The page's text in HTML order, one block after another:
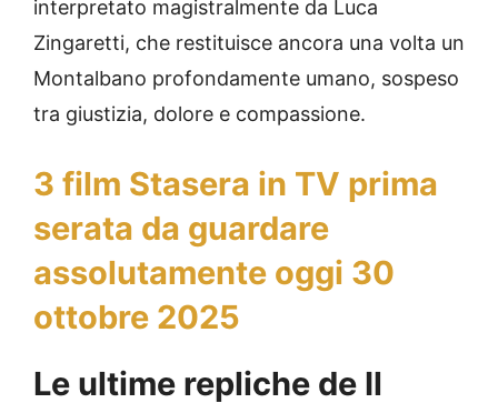
interpretato magistralmente da Luca
Zingaretti, che restituisce ancora una volta un
Montalbano profondamente umano, sospeso
tra giustizia, dolore e compassione.
3 film Stasera in TV prima
serata da guardare
assolutamente oggi 30
ottobre 2025
Le ultime repliche de Il